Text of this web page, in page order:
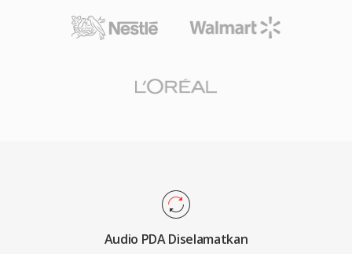
Audio PDA Diselamatkan